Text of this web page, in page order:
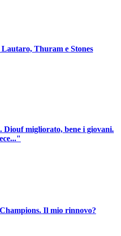
Thuram e Stones
Diouf migliorato, bene i giovani.
Il mio rinnovo?